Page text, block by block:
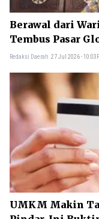
Berawal dari
Tembus Pasar
Redaksi Daerah 27 Jul 2026 -
UMKM Makin